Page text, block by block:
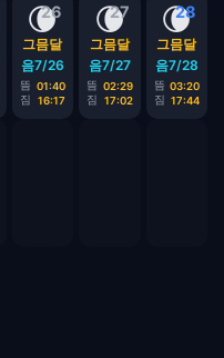
26
🌘
그믐달
음7/26
뜸 01:40
짐
16:17
27
🌘
그믐달
음7/27
뜸 02:29
짐
17:02
28
🌘
그믐달
음7/28
뜸 03:20
짐 17:44